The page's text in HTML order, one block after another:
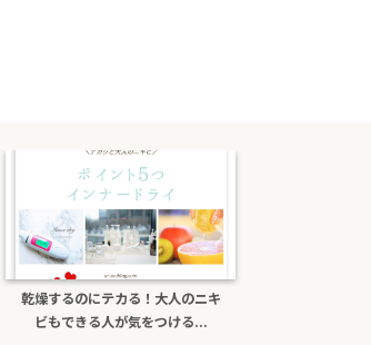
ポーラb.aライトセレクターは偽物
がある？日焼け止め効...